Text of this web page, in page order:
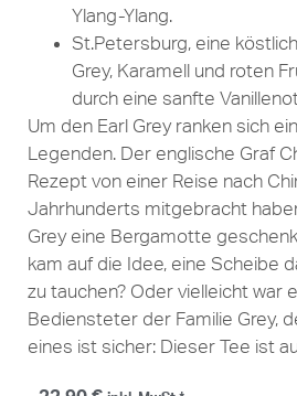
Ylang-Ylang.
St.Petersburg, eine
Grey, Karamell und roten
durch eine sanfte
Um den Earl Grey ranken sich
Legenden. Der englische Graf
Rezept von einer Reise nach
Jahrhunderts mitgebracht
Grey eine Bergamotte
kam auf die Idee, eine Scheibe
zu tauchen? Oder vielleicht war
Bediensteter der Familie Grey,
eines ist sicher: Dieser Tee ist